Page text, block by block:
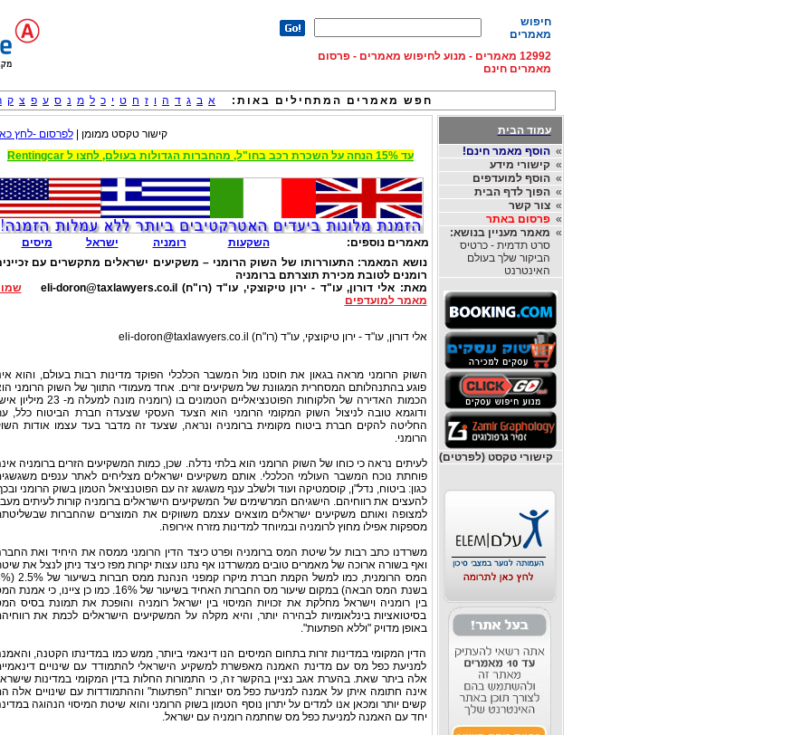
חיפוש
מאמרים
12992 מאמרים - מנוע לחיפוש מאמרים - פרסום
מאמרים חינם
חפש מאמרים המתחילים באות: א ב ג ד ה ו ז ח ט י כ ל מ נ ס ע פ צ ק
עמוד הבית
»הוסף מאמר חינם!
»קישורי מידע
»הוסף למועדפים
»הפוך לדף הבית
»צור קשר
»פרסום באתר
» מאמר מעניין בנושא:
סרט תדמית - כרטיס
הביקור שלך בעולם
האינטרנט
קישורי טקסט (לפרטים)
קישור טקסט ממומן |לפרסום -לחץ
עד 15% הנחה על השכרת רכב בחו"ל, מהחברות הגדולות בעולם, לחצו ל Rentingcar
מאמרים נוספים: השקעות רומניה ישראל
מיסים
נושא המאמר:התעוררותו של השוק הרומני – משקיעים ישראלים מתקשרים עם
רומנים לטובת מכירת תוצרתם ברומניה
מאת: אלי דורון, עו"ד - ירון טיקוצקי, עו"ד (רו"ח) eli-doron@taxlawyers.co.il
מאמר למועדפים
אלי דורון, עו"ד - ירון טיקוצקי, עו"ד (רו"ח) eli-doron@taxlawyers.co.il
השוק הרומני מראה בגאון את חוסנו מול המשבר הכלכלי הפוקד מדינות רבות בעולם, והוא
פוגע בהתנהלותם המסחרית המגוונת של משקיעים זרים. אחד מעמודי התווך של השוק הרומני
הכמות האדירה של הלקוחות הפוטנציאליים הטמונים בו (רומניה מונה למעלה מ-
ודוגמא טובה לניצול השוק המקומי הרומני הוא הצעד העסקי שצעדה חברת הביטוח כלל,
החליטה להקים חברת ביטוח מקומית ברומניה ונראה, שצעד זה מדבר בעד עצמו אודות
הרומני.
לעיתים נראה כי כוחו של השוק הרומני הוא בלתי נדלה. שכן, כמות המשקיעים הזרים ברומניה
פוחתת נוכח המשבר העולמי הכלכלי. אותם משקיעים ישראלים מצליחים לאתר ענפים
כגון: ביטוח, נדל"ן, קוסמטיקה ועוד ולשלב ענף משגשג זה עם הפוטנציאל הטמון בשוק הרומני
להעצים את רווחיהם. הישגיהם המרשימים של המשקיעים הישראלים ברומניה קורות לעיתים
למצופה ואותם משקיעים ישראלים מוצאים עצמם משווקים את המוצרים שהחברות
מספקות אפילו מחוץ לרומניה ובמיוחד למדינות מזרח אירופה.
משרדנו כתב רבות על שיטת המס ברומניה ופרט כיצד הדין הרומני ממסה את היחיד ואת
ואף בשורה ארוכה של מאמרים טובים ממשרדנו אף נתנו עצות יקרות מפז כיצד ניתן לנצל את
המס הרומנית, כמו למשל הקמת חברת מיקרו
בשנת המס הבאה) במקום שיעור מס החברות האחיד בשיעור של 16%. כמו כן ציינו, כי
בין רומניה וישראל מחלקת את זכויות המיסוי בין ישראל רומניה והופכת את תמונת בסיס
בסיטואציות בינלאומיות לבהירה יותר, והיא מקלה על המשקיעים הישראלים לכמת את
באופן מדויק "וללא הפתעות".
הדין המקומי במדינות זרות בתחום המיסים הנו דינאמי ביותר, ממש כמו במדינתו הקטנה,
למניעת כפל מס עם מדינת האמנה מאפשרת למשקיע הישראלי להתמודד עם שינויים
אלה ביתר שאת. בהערת אגב נציין בהקשר זה, כי התמורות החלות בדין המקומי במדינות
אינה חתומה איתן על אמנה למניעת כפל מס יוצרות "הפתעות" וההתמודדות עם שינויים אלה
קשים יותר ומכאן אנו למדים על יתרון נוסף הטמון בשוק הרומני והוא שיטת המיסוי הנהוגה
יחד עם האמנה למניעת כפל מס שחתמה רומניה עם ישראל.